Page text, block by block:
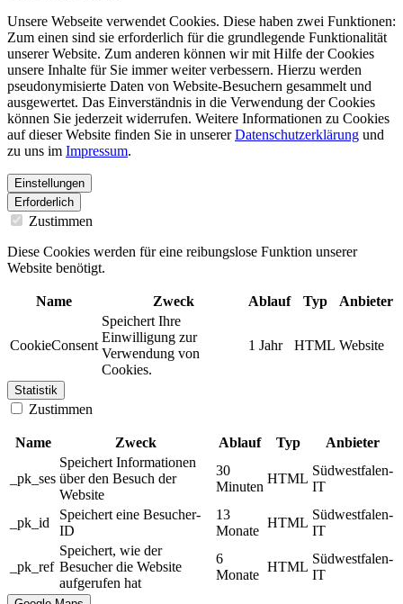
Unsere Webseite verwendet Cookies. Diese haben zwei Funktionen:
Zum einen sind sie erforderlich für die grundlegende Funktionalität
unserer Website. Zum anderen können wir mit Hilfe der Cookies
unsere Inhalte für Sie immer weiter verbessern. Hierzu werden
pseudonymisierte Daten von Website-Besuchern gesammelt und
ausgewertet. Das Einverständnis in die Verwendung der Cookies
können Sie jederzeit widerrufen. Weitere Informationen zu Cookies
auf dieser Website finden Sie in unsererDatenschutzerklärung und
zu uns im Impressum.
Einstellungen
Erforderlich
Zustimmen
Diese Cookies werden für eine reibungslose Funktion unserer
Website benötigt.
Name Zweck Ablauf Typ Anbieter
CookieConsent
Speichert Ihre
Einwilligung zur
Verwendung von
Cookies.
1 Jahr HTML Website
Statistik
Zustimmen
Name Zweck Ablauf Typ Anbieter
_pk_ses
Speichert Informationen
über den Besuch der
Website
30
Minuten
HTML
Südwestfalen-
IT
_pk_id
Speichert eine Besucher-
ID
13
Monate
HTML
Südwestfalen-
IT
_pk_ref
Speichert, wie der
Besucher die Website
aufgerufen hat
6
Monate
HTML
Südwestfalen-
IT